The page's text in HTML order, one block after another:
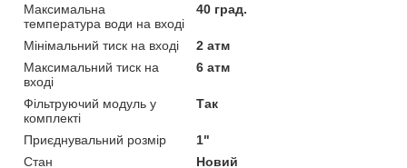
Максимальна
температура води на вході
40 град.
Мінімальний тиск на вході
2 атм
Максимальний тиск на
вході
6 атм
Фільтруючий модуль у
комплекті
Так
Приєднувальний розмір
1"
Стан
Новий